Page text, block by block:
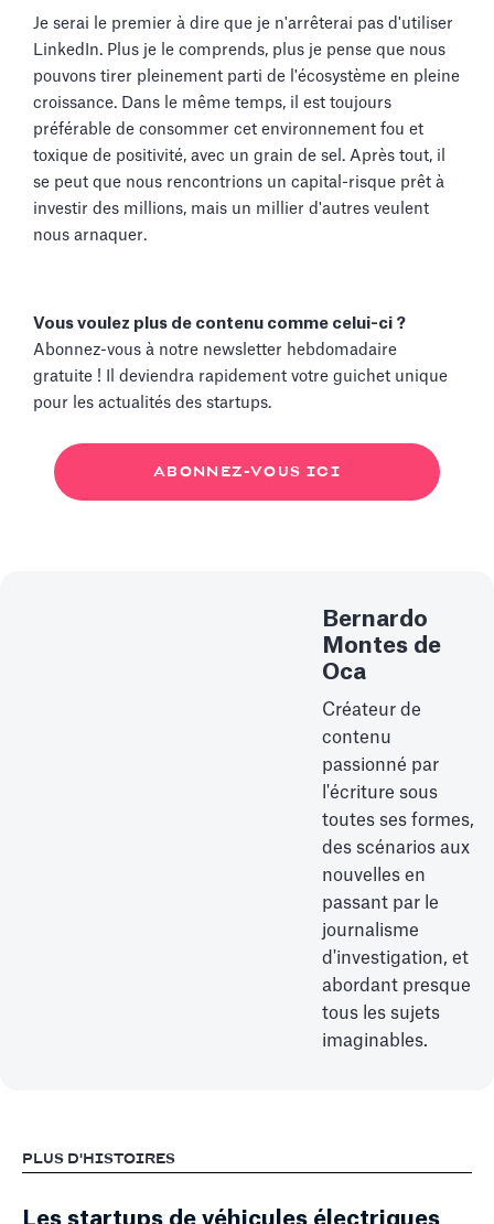
Je serai le premier à dire que je n'arrêterai pas d'utiliser
LinkedIn. Plus je le comprends, plus je pense que nous
pouvons tirer pleinement parti de l'écosystème en pleine
croissance. Dans le même temps, il est toujours
préférable de consommer cet environnement fou et
toxique de positivité, avec un grain de sel. Après tout, il
se peut que nous rencontrions un capital-risque prêt à
investir des millions, mais un millier d'autres veulent
nous arnaquer.
Vous voulez plus de contenu comme celui-ci ?
Abonnez-vous à notre newsletter hebdomadaire
gratuite ! Il deviendra rapidement votre guichet unique
pour les actualités des startups.
ABONNEZ-VOUS ICI
Bernardo
Montes de
Oca
Créateur de
contenu
passionné par
l'écriture sous
toutes ses formes,
des scénarios aux
nouvelles en
passant par le
journalisme
d'investigation, et
abordant presque
tous les sujets
imaginables.
PLUS D'HISTOIRES
Les startups de véhicules électriques